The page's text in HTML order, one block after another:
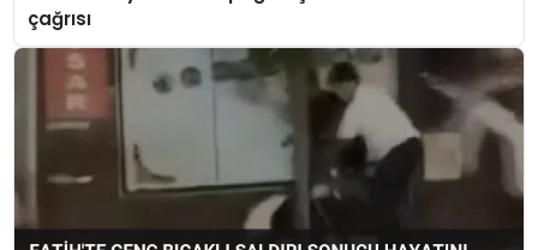
çağrısı